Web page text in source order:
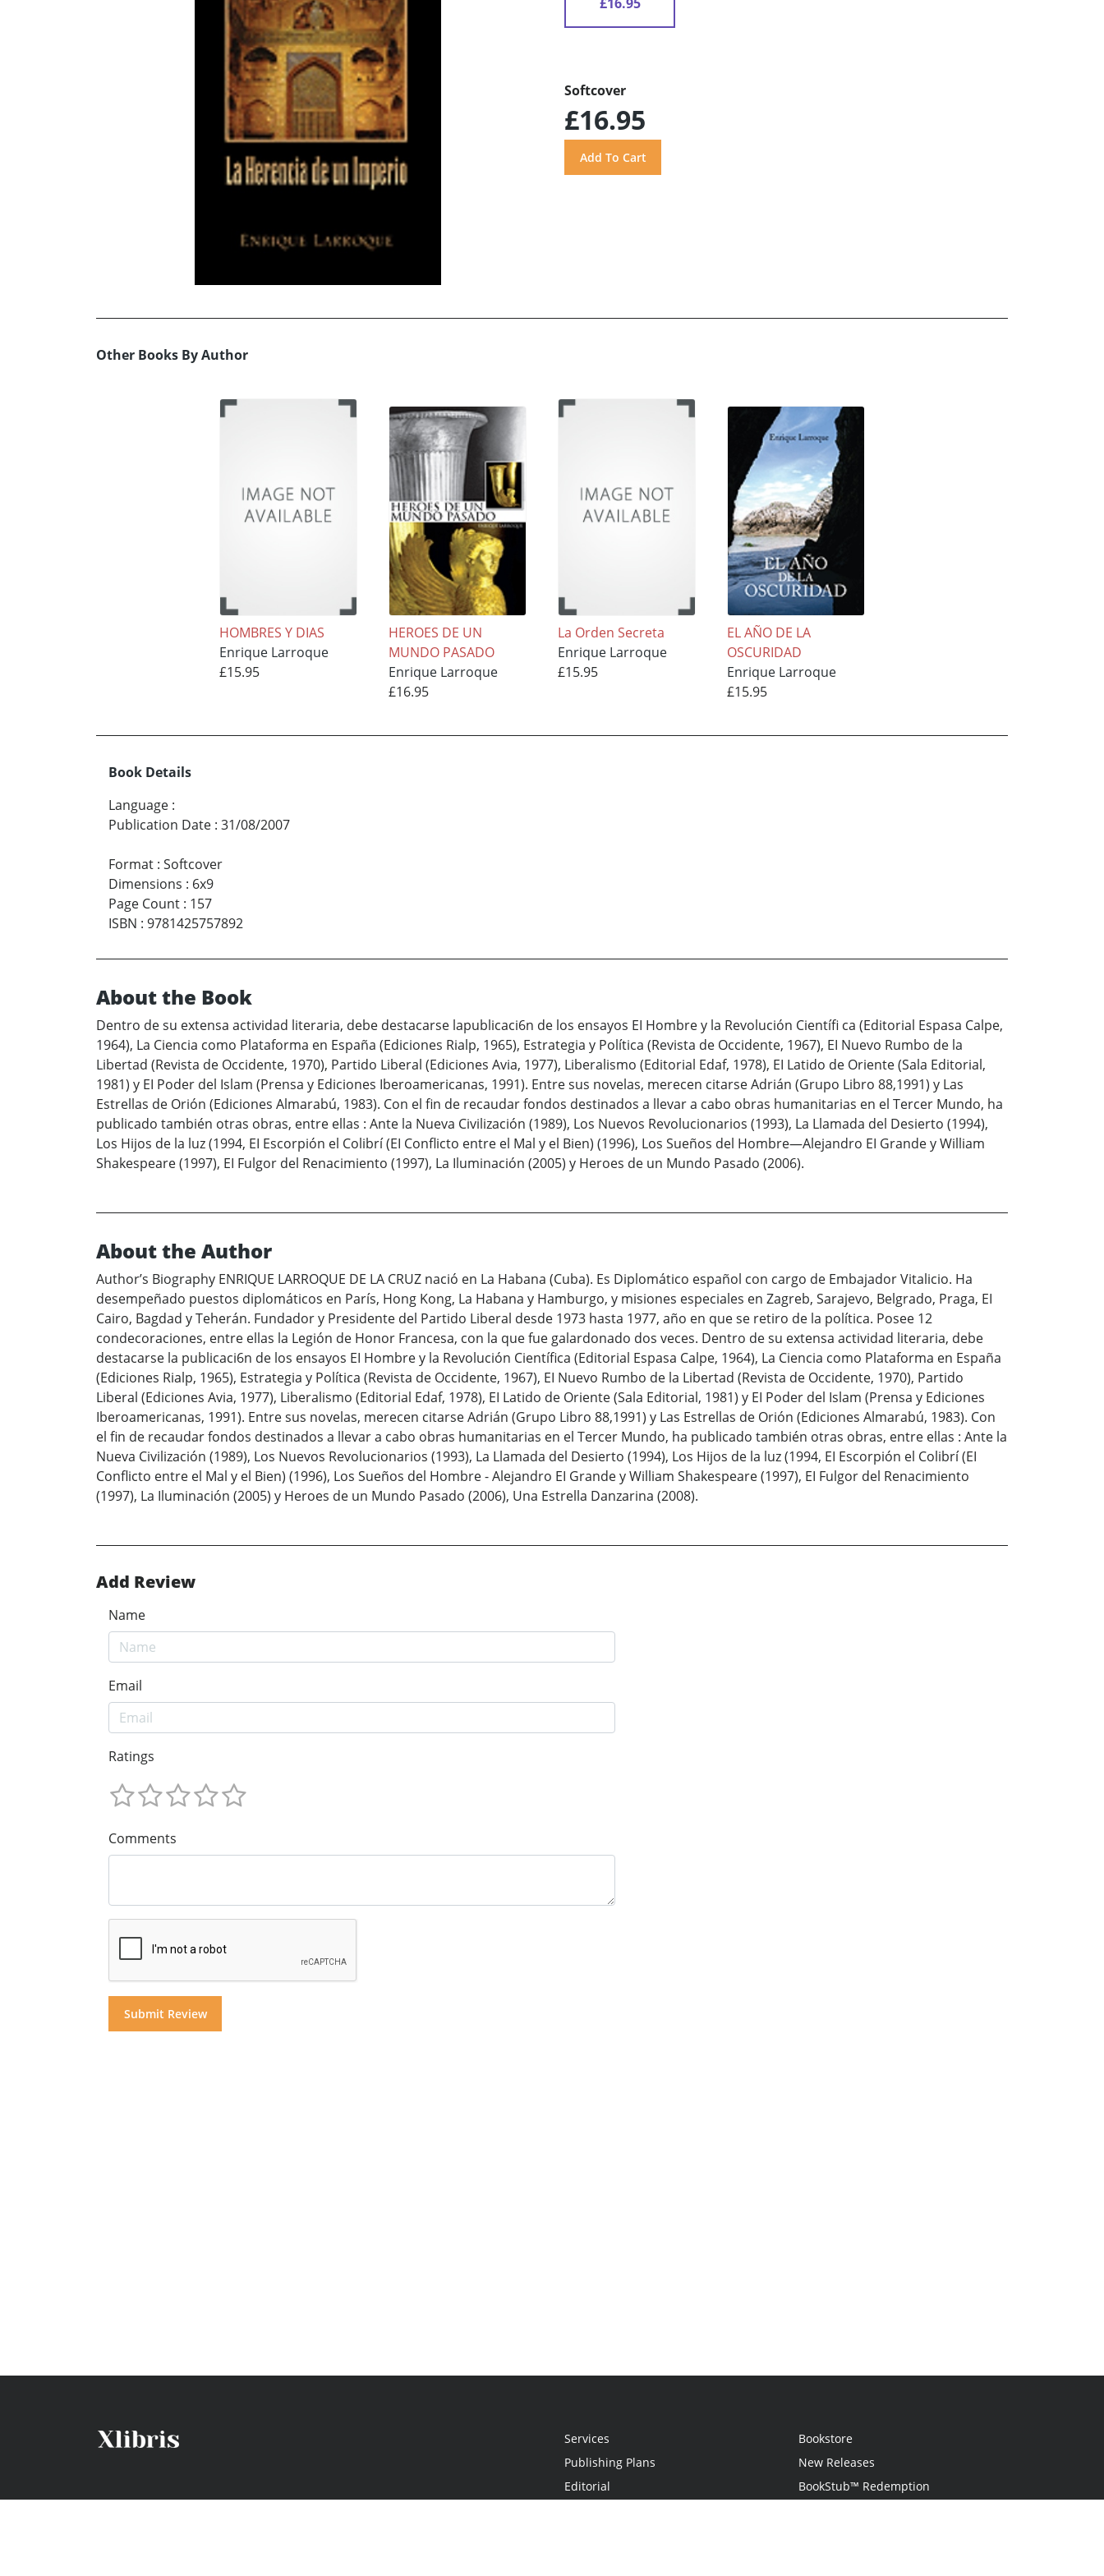
Softcover
£16.95
Other Books By Author
HOMBRES Y DIAS
Enrique Larroque
£15.95
HEROES DE UN
MUNDO PASADO
Enrique Larroque
£16.95
La Orden Secreta
Enrique Larroque
£15.95
EL AÑO DE LA
OSCURIDAD
Enrique Larroque
£15.95
Book Details
Language :
Publication Date : 31/08/2007
Format : Softcover
Dimensions : 6x9
Page Count : 157
ISBN : 9781425757892
About the Book
Dentro de su extensa actividad literaria, debe destacarse lapublicaci6n de los ensayos EI Hombre y la Revolución Científi ca (Editorial Espasa Calpe,
1964), La Ciencia como Plataforma en España (Ediciones Rialp, 1965), Estrategia y Política (Revista de Occidente, 1967), EI Nuevo Rumbo de la
Libertad (Revista de Occidente, 1970), Partido Liberal (Ediciones Avia, 1977), Liberalismo (Editorial Edaf, 1978), EI Latido de Oriente (Sala Editorial,
1981) y EI Poder del Islam (Prensa y Ediciones Iberoamericanas, 1991). Entre sus novelas, merecen citarse Adrián (Grupo Libro 88,1991) y Las
Estrellas de Orión (Ediciones Almarabú, 1983). Con el fin de recaudar fondos destinados a llevar a cabo obras humanitarias en el Tercer Mundo, ha
publicado también otras obras, entre ellas : Ante la Nueva Civilización (1989), Los Nuevos Revolucionarios (1993), La Llamada del Desierto (1994),
Los Hijos de la luz (1994, EI Escorpión el Colibrí (EI Conflicto entre el Mal y el Bien) (1996), Los Sueños del Hombre—Alejandro EI Grande y William
Shakespeare (1997), EI Fulgor del Renacimiento (1997), La Iluminación (2005) y Heroes de un Mundo Pasado (2006).
About the Author
Author’s Biography ENRIQUE LARROQUE DE LA CRUZ nació en La Habana (Cuba). Es Diplomático español con cargo de Embajador Vitalicio. Ha
desempeñado puestos diplomáticos en París, Hong Kong, La Habana y Hamburgo, y misiones especiales en Zagreb, Sarajevo, Belgrado, Praga, EI
Cairo, Bagdad y Teherán. Fundador y Presidente del Partido Liberal desde 1973 hasta 1977, año en que se retiro de la política. Posee 12
condecoraciones, entre ellas la Legión de Honor Francesa, con la que fue galardonado dos veces. Dentro de su extensa actividad literaria, debe
destacarse la publicaci6n de los ensayos EI Hombre y la Revolución Científica (Editorial Espasa Calpe, 1964), La Ciencia como Plataforma en España
(Ediciones Rialp, 1965), Estrategia y Política (Revista de Occidente, 1967), EI Nuevo Rumbo de la Libertad (Revista de Occidente, 1970), Partido
Liberal (Ediciones Avia, 1977), Liberalismo (Editorial Edaf, 1978), EI Latido de Oriente (Sala Editorial, 1981) y EI Poder del Islam (Prensa y Ediciones
Iberoamericanas, 1991). Entre sus novelas, merecen citarse Adrián (Grupo Libro 88,1991) y Las Estrellas de Orión (Ediciones Almarabú, 1983). Con
el fin de recaudar fondos destinados a llevar a cabo obras humanitarias en el Tercer Mundo, ha publicado también otras obras, entre ellas : Ante la
Nueva Civilización (1989), Los Nuevos Revolucionarios (1993), La Llamada del Desierto (1994), Los Hijos de la luz (1994, EI Escorpión el Colibrí (EI
Conflicto entre el Mal y el Bien) (1996), Los Sueños del Hombre - Alejandro EI Grande y William Shakespeare (1997), EI Fulgor del Renacimiento
(1997), La Iluminación (2005) y Heroes de un Mundo Pasado (2006), Una Estrella Danzarina (2008).
Add Review
Name
Email
Ratings
Comments
Services
Publishing Plans
Editorial
Bookstore
New Releases
BookStub™ Redemption